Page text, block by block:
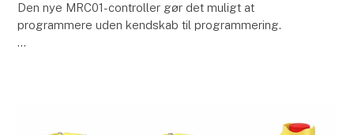
Den nye MRC01-controller gør det muligt at
programmere uden kendskab til programmering.